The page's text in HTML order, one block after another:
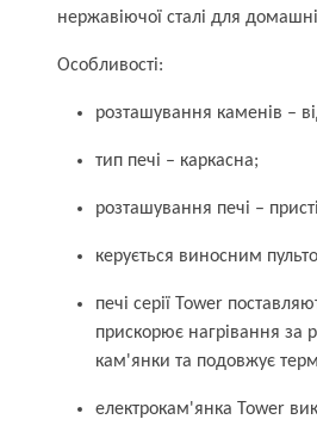
нержавіючої сталі для
Особливості:
розташування каменів –
тип печі – каркасна;
розташування печі –
керується виносним
печі серії Tower
прискорює нагрівання за
кам'янки та подовжує
електрокам'янка Tower